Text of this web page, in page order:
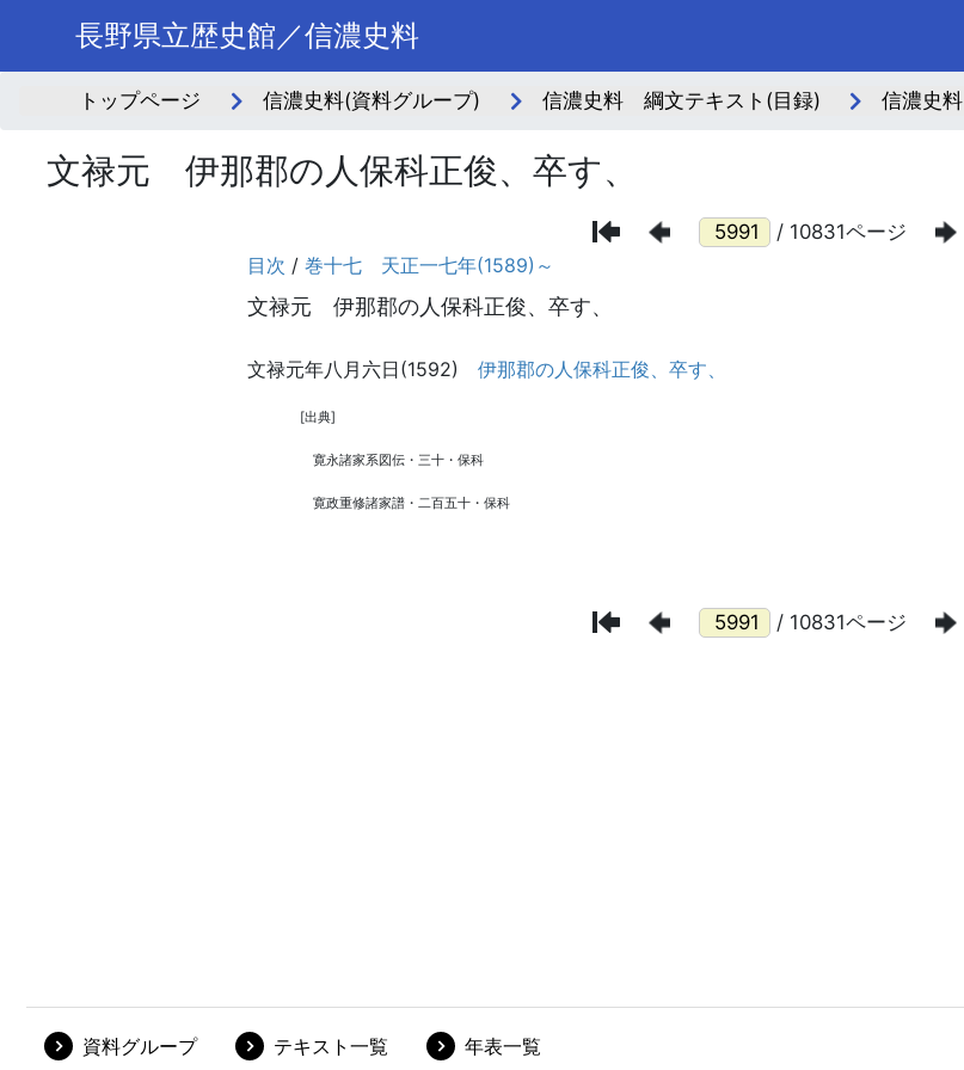
長野県立歴史館／信濃史料
トップページ 信濃史料(資料グループ) 信濃史料 綱文テキスト(目録) 信濃史料
文禄元 伊那郡の人保科正俊、卒す、
/ 10831ページ
/ 10831ページ
資料グループ テキスト一覧 年表一覧